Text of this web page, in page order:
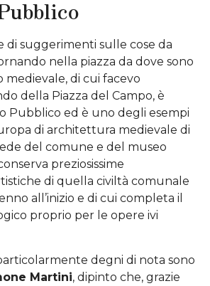
di suggerimenti sulle cose da
nella piazza da dove sono
medievale, di cui facevo
della Piazza del Campo, è
Pubblico ed è uno degli esempi
di architettura medievale di
del comune e del museo
preziosissime
di quella civiltà comunale
all’inizio e di cui completa il
proprio per le opere ivi
degni di nota sono
Martini, dipinto che, grazie